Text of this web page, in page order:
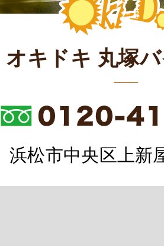
オキドキ 丸塚
浜松市中央区上新